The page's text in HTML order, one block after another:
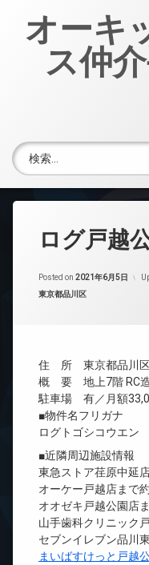
オーキ
ス仲
ログ戸越
Posted on 2021年6月5日
カテゴリー:
東京都品川区
住 所 東京都品川区
概 要 地上7階 RC
駐車場 有／月額
■物件名フリガナ
ログトゴシコウエン
■近隣周辺施設情報
東急ストア荏原中延
オーケー戸越店まで
オオゼキ戸越公園店
山手歯科クリニック
セブンイレブン品川
まいばすけっと戸越